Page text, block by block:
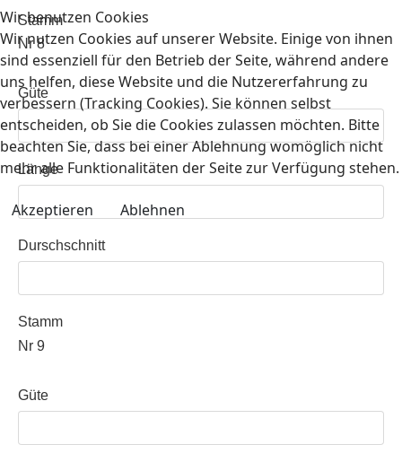
Stamm
Nr 8
Güte
Länge
Durschschnitt
Stamm
Nr 9
Güte
Wir benutzen Cookies
Wir nutzen Cookies auf unserer Website. Einige von ihnen
sind essenziell für den Betrieb der Seite, während andere
uns helfen, diese Website und die Nutzererfahrung zu
verbessern (Tracking Cookies). Sie können selbst
entscheiden, ob Sie die Cookies zulassen möchten. Bitte
beachten Sie, dass bei einer Ablehnung womöglich nicht
mehr alle Funktionalitäten der Seite zur Verfügung stehen.
Akzeptieren Ablehnen